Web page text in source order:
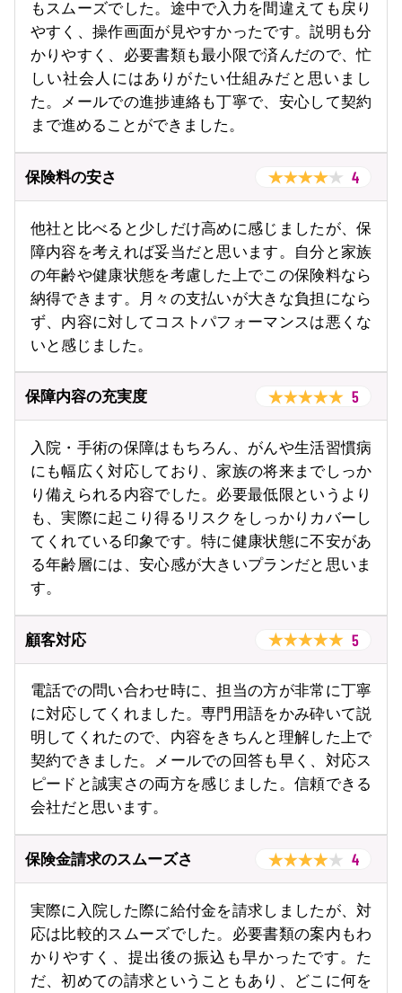
もスムーズでした。途中で入力を間違えても戻り
やすく、操作画面が見やすかったです。説明も分
かりやすく、必要書類も最小限で済んだので、忙
しい社会人にはありがたい仕組みだと思いまし
た。メールでの進捗連絡も丁寧で、安心して契約
まで進めることができました。
保険料の安さ 4
他社と比べると少しだけ高めに感じましたが、保
障内容を考えれば妥当だと思います。自分と家族
の年齢や健康状態を考慮した上でこの保険料なら
納得できます。月々の支払いが大きな負担になら
ず、内容に対してコストパフォーマンスは悪くな
いと感じました。
保障内容の充実度 5
入院・手術の保障はもちろん、がんや生活習慣病
にも幅広く対応しており、家族の将来までしっか
り備えられる内容でした。必要最低限というより
も、実際に起こり得るリスクをしっかりカバーし
てくれている印象です。特に健康状態に不安があ
る年齢層には、安心感が大きいプランだと思いま
す。
顧客対応 5
電話での問い合わせ時に、担当の方が非常に丁寧
に対応してくれました。専門用語をかみ砕いて説
明してくれたので、内容をきちんと理解した上で
契約できました。メールでの回答も早く、対応ス
ピードと誠実さの両方を感じました。信頼できる
会社だと思います。
保険金請求のスムーズさ 4
実際に入院した際に給付金を請求しましたが、対
応は比較的スムーズでした。必要書類の案内もわ
かりやすく、提出後の振込も早かったです。た
だ、初めての請求ということもあり、どこに何を